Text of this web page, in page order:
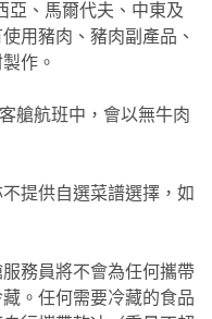
亞、馬爾代夫、中東及
用豬肉、豬肉副產品、
作。
艙航班中，會以無牛肉
提供自選菜譜選擇，如
務員將不會為任何攜帶
。任何需要冷藏的食品